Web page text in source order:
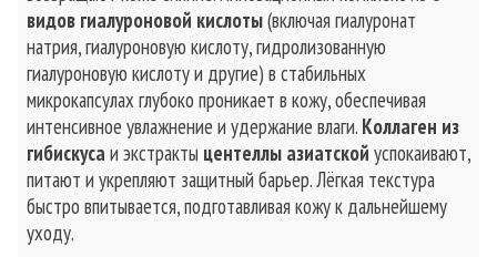
видов гиалуроновой кислоты(включая гиалуронат
натрия, гиалуроновую кислоту, гидролизованную
гиалуроновую кислоту и другие) в стабильных
микрокапсулах глубоко проникает в кожу, обеспечивая
интенсивное увлажнение и удержание влаги. Коллаген из
гибискусаи экстракты центеллы азиатской успокаивают,
питают и укрепляют защитный барьер. Лёгкая текстура
быстро впитывается, подготавливая кожу к дальнейшему
уходу.